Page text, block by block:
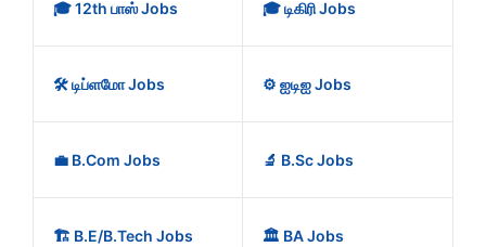
🎓 12th பாஸ் Jobs 🎓 டிகிரி Jobs
🛠️ டிப்ளமோ Jobs ⚙️ ஐடிஐ Jobs
💼 B.Com Jobs 🔬 B.Sc Jobs
🏗️ B.E/B.Tech Jobs 🏛️ BA Jobs